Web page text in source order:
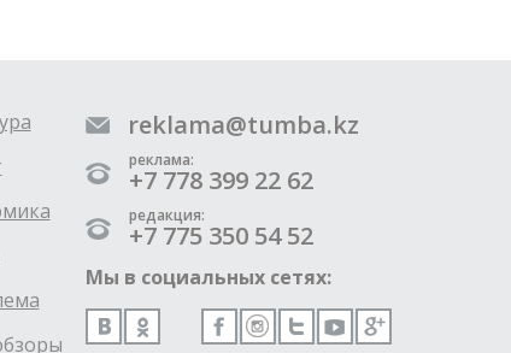
reklama@tumba.kz
реклама:
+7 778 399 22 62
редакция:
+7 775 350 54 52
Мы в социальных сетях: